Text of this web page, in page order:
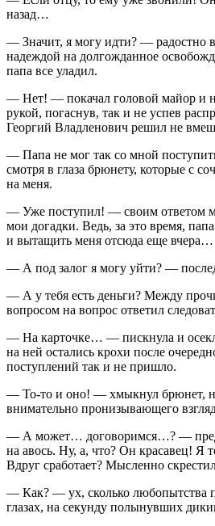
назад…
— Значит, я могу идти? — радостно
надеждой на долгожданное
папа все уладил.
— Нет! — покачал головой майор и
рукой, погаснув, так и не успев
Георгий Владленович решил не
— Папа не мог так со мной
смотря в глаза брюнету, которые с
на меня.
— Уже поступил! — своим ответом
мои догадки. Ведь, за это время,
и вытащить меня отсюда еще вчера…
— А под залог я могу уйти? —
— А у тебя есть деньги? Между
вопросом на вопрос ответил
— На карточке… — пискнула и
на ней остались крохи после
поступлений так и не пришло.
— То-то и оно! — хмыкнул брюнет,
внимательно пронизывающего
— А может… договоримся…? —
на авось. Ну, а, что? Он красавец! Я
Вдруг сработает? Мысленно
— Как? — ух, сколько любопытства
глазах, на секунду полынувших